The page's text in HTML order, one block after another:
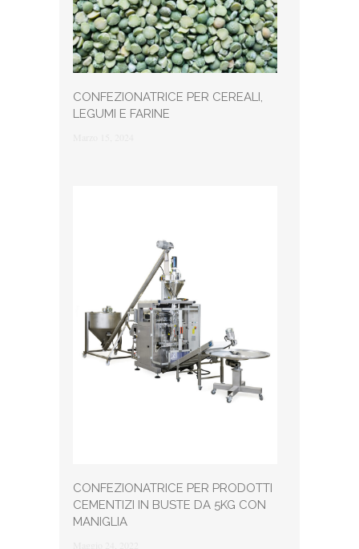
CONFEZIONATRICE PER CEREALI,
LEGUMI E FARINE
CONFEZIONATRICE PER PRODOTTI
CEMENTIZI IN BUSTE DA 5KG CON
MANIGLIA